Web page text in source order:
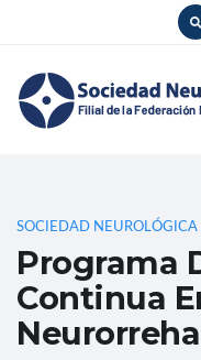
SOCIEDAD
Programa
Continua